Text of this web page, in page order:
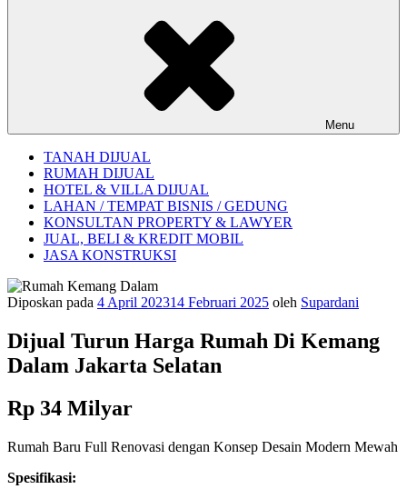
Menu
TANAH DIJUAL
RUMAH DIJUAL
HOTEL & VILLA DIJUAL
LAHAN / TEMPAT BISNIS / GEDUNG
KONSULTAN PROPERTY & LAWYER
JUAL, BELI & KREDIT MOBIL
JASA KONSTRUKSI
Diposkan pada 4 April 202314 Februari 2025 oleh Supardani
Dijual Turun Harga Rumah Di Kemang
Dalam Jakarta Selatan
Rp 34 Milyar
Rumah Baru Full Renovasi dengan Konsep Desain Modern Mewah
Spesifikasi: